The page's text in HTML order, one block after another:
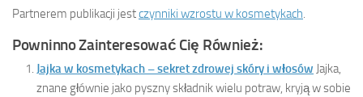
Partnerem publikacji jestczynniki wzrostu w kosmetykach.
Powninno Zainteresować Cię Również:
Jajka w kosmetykach – sekret zdrowej skóry i włosów Jajka,
znane głównie jako pyszny składnik wielu potraw, kryją w sobie